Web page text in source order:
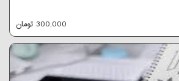
300,000 تومان